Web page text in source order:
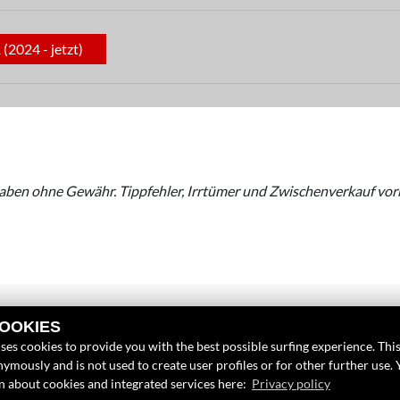
- jetzt)
ohne Gewähr. Tippfehler, Irrtümer und Zwischenverkauf
FINDEN SIE UNS
Facebook
cookies to provide you with the best possible surfing experience.
and is not used to create user profiles or for other further use.
cookies and integrated services here: Privacy policy